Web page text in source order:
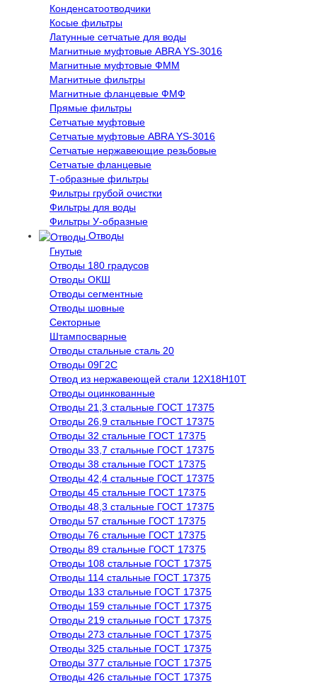
Конденсатоотводчики
Косые фильтры
Латунные сетчатые для воды
Магнитные муфтовые ABRA YS-3016
Магнитные муфтовые ФММ
Магнитные фильтры
Магнитные фланцевые ФМФ
Прямые фильтры
Сетчатые муфтовые
Сетчатые муфтовые ABRA YS-3016
Сетчатые нержавеющие резьбовые
Сетчатые фланцевые
Т-образные фильтры
Фильтры грубой очистки
Фильтры для воды
Фильтры У-образные
Отводы
Гнутые
Отводы 180 градусов
Отводы ОКШ
Отводы сегментные
Отводы шовные
Секторные
Штампосварные
Отводы стальные сталь 20
Отводы 09Г2С
Отвод из нержавеющей стали 12Х18Н10Т
Отводы оцинкованные
Отводы 21,3 стальные ГОСТ 17375
Отводы 26,9 стальные ГОСТ 17375
Отводы 32 стальные ГОСТ 17375
Отводы 33,7 стальные ГОСТ 17375
Отводы 38 стальные ГОСТ 17375
Отводы 42,4 стальные ГОСТ 17375
Отводы 45 стальные ГОСТ 17375
Отводы 48,3 стальные ГОСТ 17375
Отводы 57 стальные ГОСТ 17375
Отводы 76 стальные ГОСТ 17375
Отводы 89 стальные ГОСТ 17375
Отводы 108 стальные ГОСТ 17375
Отводы 114 стальные ГОСТ 17375
Отводы 133 стальные ГОСТ 17375
Отводы 159 стальные ГОСТ 17375
Отводы 219 стальные ГОСТ 17375
Отводы 273 стальные ГОСТ 17375
Отводы 325 стальные ГОСТ 17375
Отводы 377 стальные ГОСТ 17375
Отводы 426 стальные ГОСТ 17375